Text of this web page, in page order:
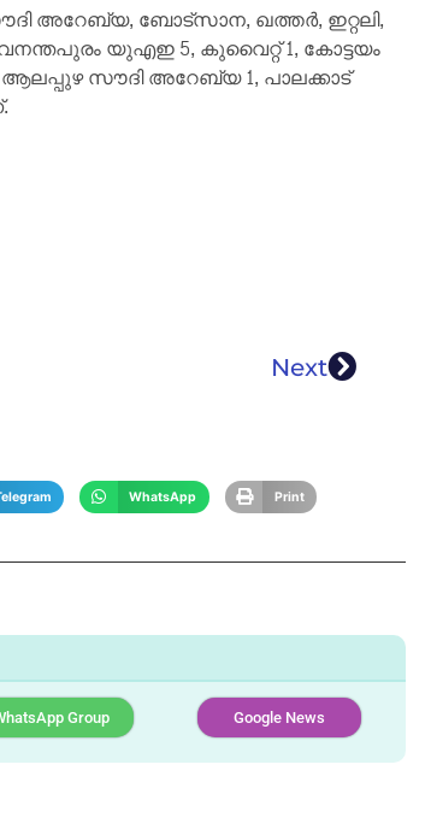
അറേബ്യ, ബോട്‌സാന, ഖത്തര്‍, ഇറ്റലി,
യുഎഇ 5, കുവൈറ്റ് 1, കോട്ടയം
സൗദി അറേബ്യ 1, പാലക്കാട്
Next
WhatsApp Print
Group Google News